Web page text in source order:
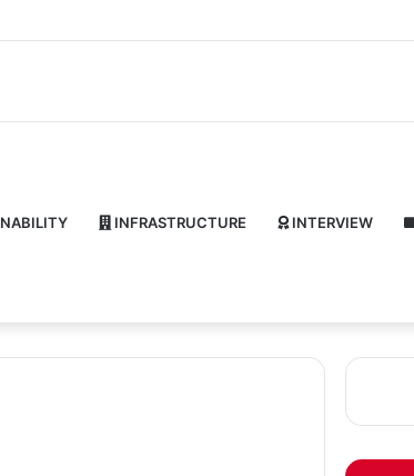
INFRASTRUCTURE INTERVIEW